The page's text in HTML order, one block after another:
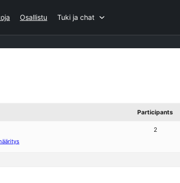
Osallistu Tuki ja chat
Participants
2